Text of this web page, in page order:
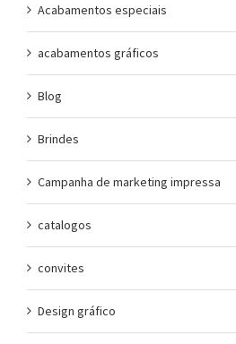
Acabamentos especiais
acabamentos gráficos
Blog
Brindes
Campanha de marketing impressa
catalogos
convites
Design gráfico